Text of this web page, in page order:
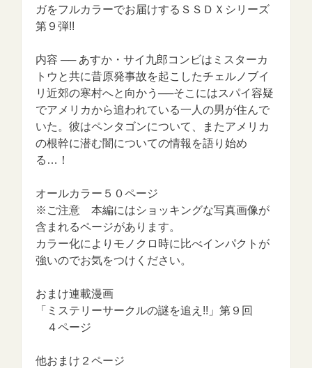
ガをフルカラーでお届けするＳＳＤＸシリーズ
第９弾!!
内容 ── あすか・サイ九郎コンビはミスターカ
トウと共に昔原発事故を起こしたチェルノブイ
リ近郊の寒村へと向かう──そこにはスパイ容疑
でアメリカから追われている一人の男が住んで
いた。彼はペンタゴンについて、またアメリカ
の根幹に潜む闇についての情報を語り始め
る…！
オールカラー５０ページ
※ご注意 本編にはショッキングな写真画像が
含まれるページがあります。
カラー化によりモノクロ時に比べインパクトが
強いのでお気をつけください。
おまけ連載漫画
「ミステリーサークルの謎を追え!!」第９回
４ページ
他おまけ２ページ